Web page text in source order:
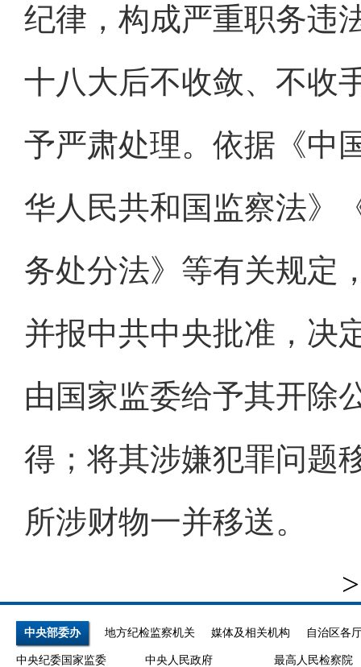
纪律，构成严重职务违
十八大后不收敛、不收
予严肃处理。依据《中
华人民共和国监察法》
务处分法》等有关规定
并报中共中央批准，决
由国家监委给予其开除
得；将其涉嫌犯罪问题
所涉财物一并移送。
中央部委办 地方纪检监察机关 媒体及相关机构 自治区各
中央纪委国家监委 中央人民政府
最高人民检察院